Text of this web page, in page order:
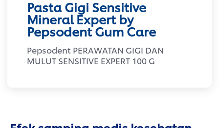
Pasta Gigi Sensitive
Mineral Expert by
Pepsodent Gum Care
Pepsodent PERAWATAN GIGI DAN
MULUT SENSITIVE EXPERT 100 G